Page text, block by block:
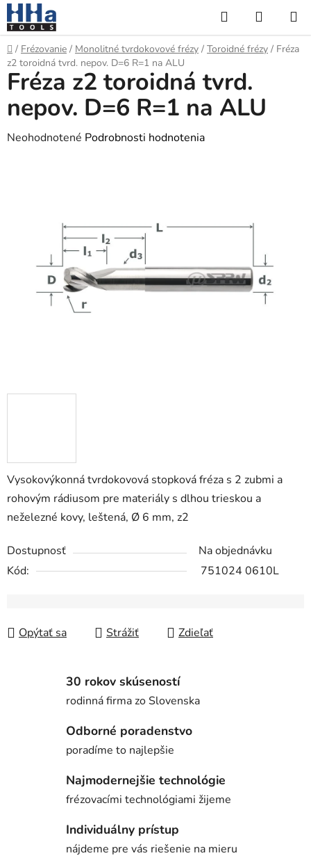
Prejsť
na
obsah
Hľadať
KOŠÍK
Domov
/ Frézovanie / Monolitné tvrdokovové frézy / Toroidné frézy / Fréza
z2 toroidná tvrd. nepov. D=6 R=1 na ALU
Vysokovýkonná tvrdokovová stopková fréza s 2 zubmi a
rohovým rádiusom pre materiály s dlhou trieskou a
neželezné kovy, leštená, Ø 6 mm, z2
Dostupnosť
Na objednávku
Kód:
751024 0610L
Opýtať sa Strážiť Zdieľať
Fréza z2 toroidná tvrd.
nepov. D=6 R=1 na ALU
Priemerné
hviezdičiek.
Neohodnotené Podrobnosti hodnotenia
30 rokov skúseností
rodinná firma zo Slovenska
Odborné poradenstvo
poradíme to najlepšie
Najmodernejšie technológie
frézovacími technológiami žijeme
Individuálny prístup
nájdeme pre vás riešenie na mieru